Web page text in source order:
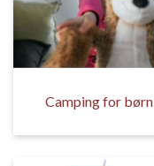
Camping for børn